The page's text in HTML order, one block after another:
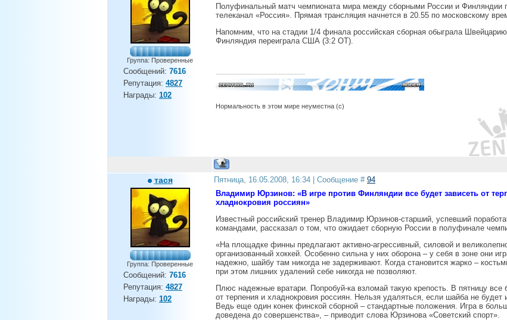
Группа: Проверенные
Сообщений: 7616
Репутация: 4827
Награды: 102
Полуфинальный матч чемпионата мира между сборными России и Финляндии
телеканал «Россия». Прямая трансляция начнется в 20.55 по московскому
Напомним, что на стадии 1/4 финала российская сборная обыграла
Финляндия переиграла США (3:2 ОТ).
Нормальность в этом мире неуместна (с)
тася
Группа: Проверенные
Сообщений: 7616
Репутация: 4827
Награды: 102
Пятница, 16.05.2008, 16:34 | Сообщение # 94
Владимир Юрзинов: «В игре против Финляндии все будет зависеть от
хладнокровия россиян»
Известный российский тренер Владимир Юрзинов-старший, успевший
командами, рассказал о том, что ожидает сборную России в полуфинале
«На площадке финны предлагают активно-агрессивный, силовой и
организованный хоккей. Особенно сильна у них оборона – у себя в зоне они
надежно, шайбу там никогда не задерживают. Когда становится жарко –
при этом лишних удалений себе никогда не позволяют.
Плюс надежные вратари. Попробуй-ка взломай такую крепость. В пятницу все
от терпения и хладнокровия россиян. Нельзя удаляться, если шайба не будет
Ведь еще один конек финской сборной – стандартные положения. Игра в
доведена до совершенства», – приводит слова Юрзинова «Советский спорт».